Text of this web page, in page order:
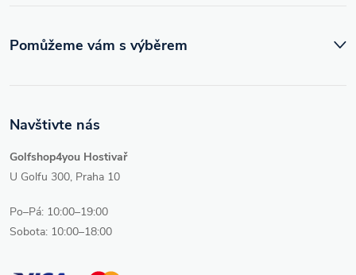
Navštivte nás
Golfshop4you Hostivař
U Golfu 300, Praha 10
Po–Pá: 10:00–19:00
Sobota: 10:00–18:00
Pomůžeme vám s výběrem